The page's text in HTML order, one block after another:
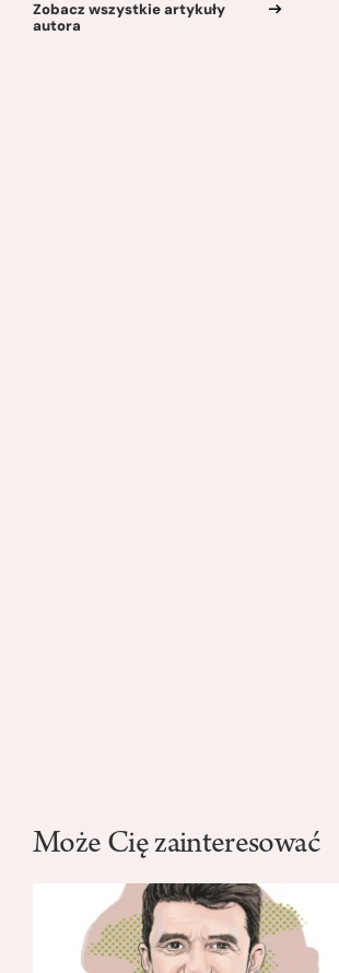
Zobacz wszystkie artykuły
autora
Może Cię zainteresować